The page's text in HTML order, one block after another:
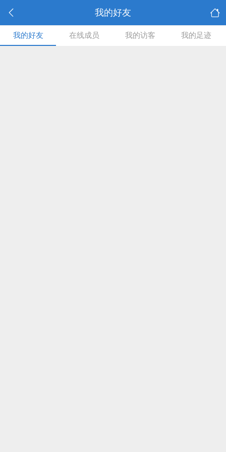
我的好友
我的好友 在线成员 我的访客 我的足迹